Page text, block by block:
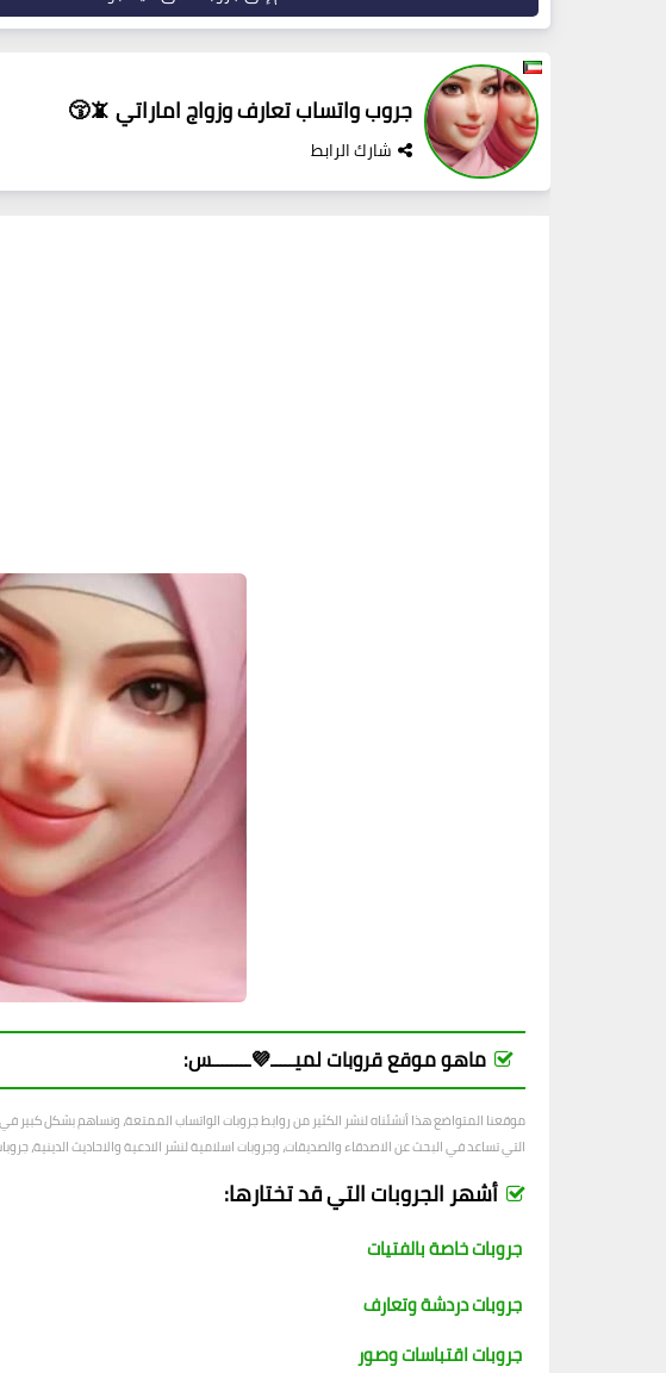
جروب واتساب تعارف وزواج اماراتي 📵😚
شارك الرابط
ماهو موقع قروبات لميـــــ💜ــــــــس:
موقعنا المتواضع هذا أنشئناه لنشر الكثير من روابط جروبات الواتساب الممتعة، ونساهم بشكل كبير
التي تساعد في البحث عن الاصدقاء والصديقات، وجروبات اسلامية لنشر الادعية والاحاديث الدينية،
أشهر الجروبات التي قد تختارها:
جروبات خاصة بالفتيات
جروبات دردشة وتعارف
جروبات اقتباسات وصور